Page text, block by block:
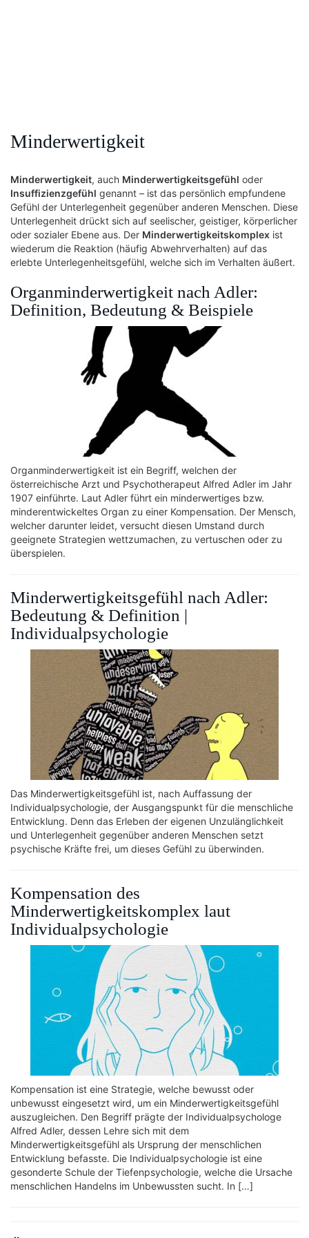
Minderwertigkeit
Minderwertigkeit, auch Minderwertigkeitsgefühl oder
Insuffizienzgefühl genannt – ist das persönlich empfundene
Gefühl der Unterlegenheit gegenüber anderen Menschen. Diese
Unterlegenheit drückt sich auf seelischer, geistiger, körperlicher
oder sozialer Ebene aus. Der Minderwertigkeitskomplex ist
wiederum die Reaktion (häufig Abwehrverhalten) auf das
erlebte Unterlegenheitsgefühl, welche sich im Verhalten äußert.
Organminderwertigkeit nach Adler:
Definition, Bedeutung & Beispiele
Organminderwertigkeit ist ein Begriff, welchen der
österreichische Arzt und Psychotherapeut Alfred Adler im Jahr
1907 einführte. Laut Adler führt ein minderwertiges bzw.
minderentwickeltes Organ zu einer Kompensation. Der Mensch,
welcher darunter leidet, versucht diesen Umstand durch
geeignete Strategien wettzumachen, zu vertuschen oder zu
überspielen.
Minderwertigkeitsgefühl nach Adler:
Bedeutung & Definition |
Individualpsychologie
Das Minderwertigkeitsgefühl ist, nach Auffassung der
Individualpsychologie, der Ausgangspunkt für die menschliche
Entwicklung. Denn das Erleben der eigenen Unzulänglichkeit
und Unterlegenheit gegenüber anderen Menschen setzt
psychische Kräfte frei, um dieses Gefühl zu überwinden.
Kompensation des
Minderwertigkeitskomplex laut
Individualpsychologie
Kompensation ist eine Strategie, welche bewusst oder
unbewusst eingesetzt wird, um ein Minderwertigkeitsgefühl
auszugleichen. Den Begriff prägte der Individualpsychologe
Alfred Adler, dessen Lehre sich mit dem
Minderwertigkeitsgefühl als Ursprung der menschlichen
Entwicklung befasste. Die Individualpsychologie ist eine
gesonderte Schule der Tiefenpsychologie, welche die Ursache
menschlichen Handelns im Unbewussten sucht. In […]